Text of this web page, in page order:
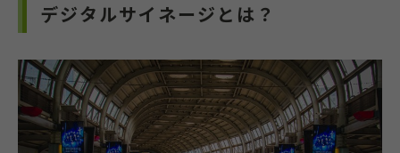
デジタルサイネージとは？